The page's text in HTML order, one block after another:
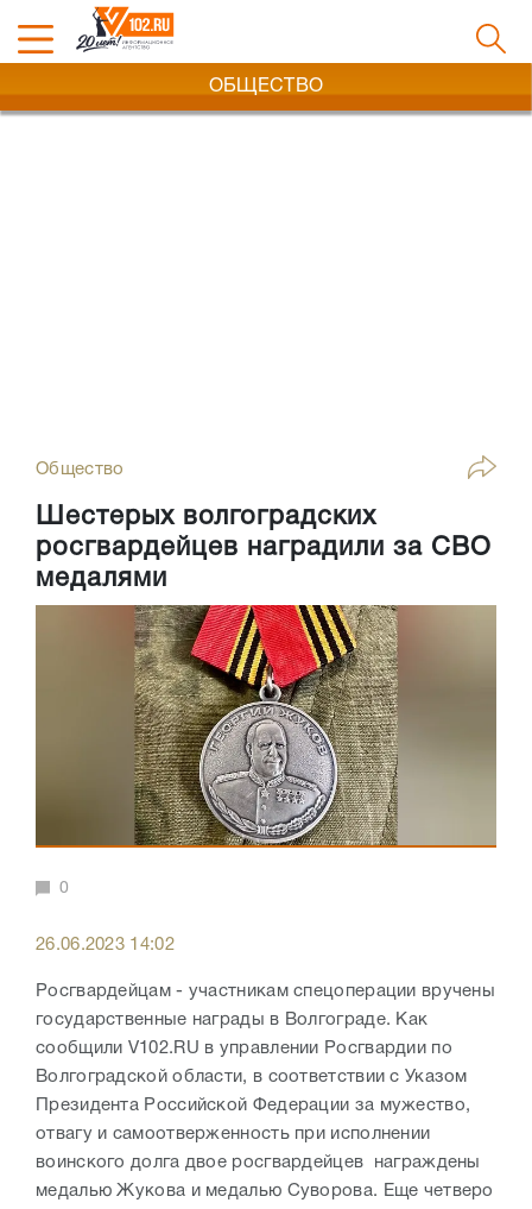
ОБЩЕСТВО
Общество
Шестерых волгоградских
росгвардейцев наградили за СВО
медалями
0
26.06.2023 14:02
Росгвардейцам - участникам спецоперации вручены
государственные награды в Волгограде. Как
сообщили V102.RU в управлении Росгвардии по
Волгоградской области, в соответствии с Указом
Президента Российской Федерации за мужество,
отвагу и самоотверженность при исполнении
воинского долга двое росгвардейцев награждены
медалью Жукова и медалью Суворова. Еще четверо